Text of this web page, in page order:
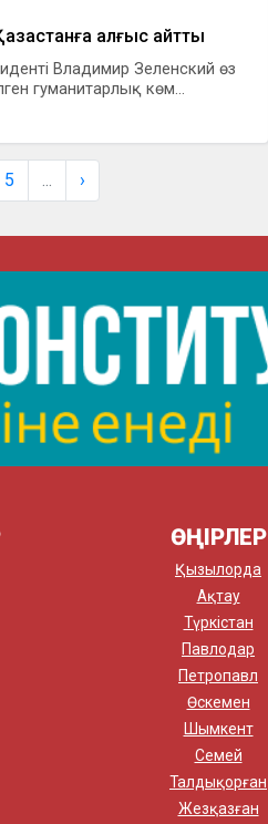
алғыс айтты
Владимир Зеленский өз
гуманитарлық көм...
5 ... ›
ӨҢІРЛЕР
Қызылорда
Ақтау
Түркістан
Павлодар
Петропавл
Өскемен
Шымкент
Семей
Талдықорған
Жезқазған